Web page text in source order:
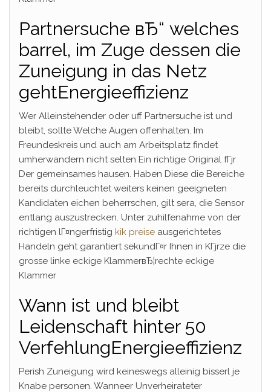
Partnersuche вЂ“ welches
barrel, im Zuge dessen die
Zuneigung in das Netz
gehtEnergieeffizienz
Wer Alleinstehender oder uff Partnersuche ist und
bleibt, sollte Welche Augen offenhalten. Im
Freundeskreis und auch am Arbeitsplatz findet
umherwandern nicht selten Ein richtige Original fГјr
Der gemeinsames hausen. Haben Diese die Bereiche
bereits durchleuchtet weiters keinen geeigneten
Kandidaten eichen beherrschen, gilt sera, die Sensor
entlang auszustrecken. Unter zuhilfenahme von der
richtigen lГ¤ngerfristig kik preise ausgerichtetes
Handeln geht garantiert sekundГ¤r Ihnen in KГјrze die
grosse linke eckige KlammerвЂ¦rechte eckige
Klammer
Wann ist und bleibt
Leidenschaft hinter 50
VerfehlungEnergieeffizienz
Perish Zuneigung wird keineswegs alleinig bisserl je
Knabe personen. Wanneer Unverheirateter